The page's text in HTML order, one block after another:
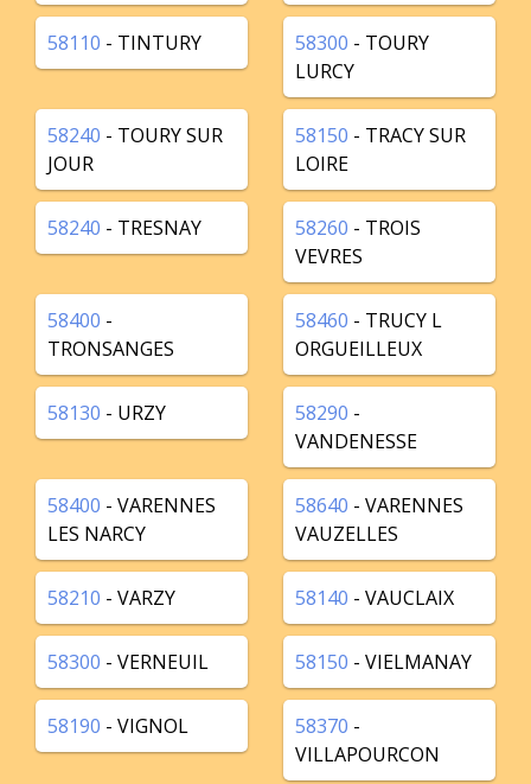
58110 - TINTURY 58300 - TOURY
LURCY
58240 - TOURY SUR
JOUR
58150 - TRACY SUR
LOIRE
58240 - TRESNAY 58260 - TROIS
VEVRES
58400 -
TRONSANGES
58460 - TRUCY L
ORGUEILLEUX
58130 - URZY 58290 -
VANDENESSE
58400 - VARENNES
LES NARCY
58640 - VARENNES
VAUZELLES
58210 - VARZY 58140 - VAUCLAIX
58300 - VERNEUIL 58150 - VIELMANAY
58190 - VIGNOL 58370 -
VILLAPOURCON